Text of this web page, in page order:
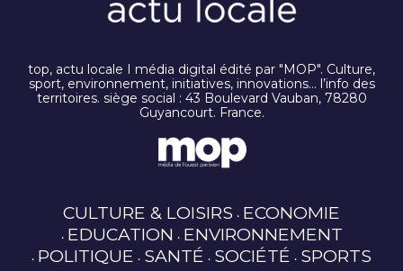
top, actu locale I média digital édité par "MOP". Culture,
sport, environnement, initiatives, innovations… l’info des
territoires. siège social : 43 Boulevard Vauban, 78280
Guyancourt. France.
CULTURE & LOISIRS ECONOMIE
EDUCATION ENVIRONNEMENT
POLITIQUE SANTÉ SOCIÉTÉ SPORTS